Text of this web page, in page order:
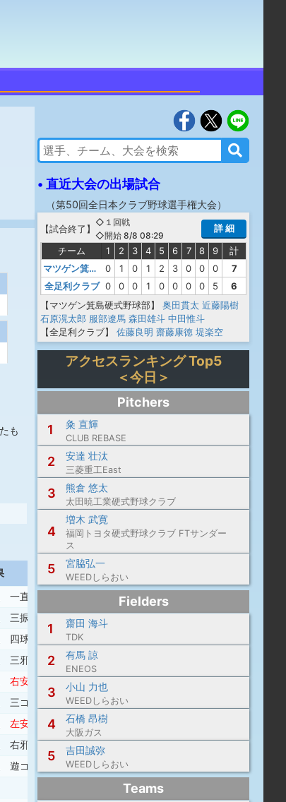
も
一直
三振
四球
三邪
四球
右安
三ゴ
左安
右邪
遊ゴ
• 直近大会の出場試合
（第50回全日本クラブ野球選手権大会）
【試合終了 】
◇１回戦
◇開始 8/8 08:29
詳 細
チーム 1 2 3 4 5 6 7 8 9
計
マツゲン箕島硬式野球部
0 1 0 1 2 3 0 0 0
7
全足利クラブ 0 0 0 1 0 0 0 0 5
6
【マツゲン箕島硬式野球部】
奥田貫太 近藤陽樹
石原滉太郎 服部遼馬 森田雄斗 中田惟斗
【全足利クラブ】
佐藤良明 齋藤康徳 堤楽空
アクセスランキング Top5
＜今日＞
Pitchers
1
粂 直輝
CLUB REBASE
2 安達 壮汰
三菱重工East
3 熊倉 悠太
太田暁工業硬式野球クラブ
4
増木 武寛
福岡トヨタ硬式野球クラブ FTサンダー
ス
5 宮脇弘一
WEEDしらおい
Fielders
1
齋田 海斗
TDK
2 有馬 諒
ENEOS
3 小山 力也
WEEDしらおい
4 石橋 昂樹
大阪ガス
5 吉田誠弥
WEEDしらおい
Teams